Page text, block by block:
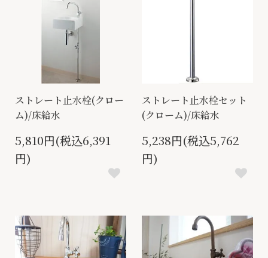
ストレート止水栓(クロー
ム)/床給水
5,810円(税込6,391
円)
ストレート止水栓セット
(クローム)/床給水
5,238円(税込5,762
円)